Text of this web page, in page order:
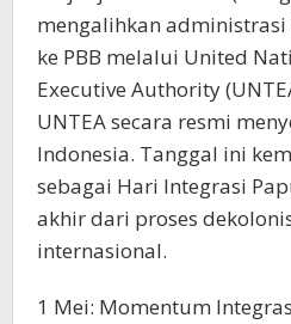
mengalihkan
ke PBB melalui United
Executive Authority
UNTEA secara resmi
Indonesia. Tanggal ini
sebagai Hari Integrasi
akhir dari proses
internasional.
1 Mei: Momentum